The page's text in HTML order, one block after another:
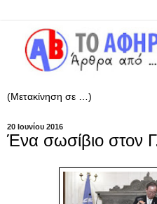
20 Ιουνίου 2016
Ένα σωσίβιο στον